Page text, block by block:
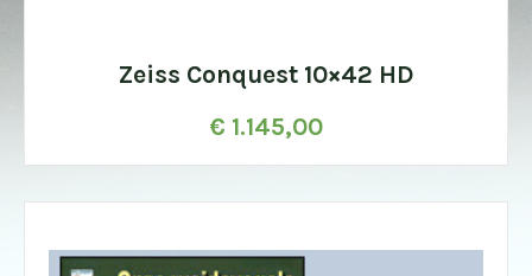
Zeiss Conquest 10×42 HD
€ 1.145,00